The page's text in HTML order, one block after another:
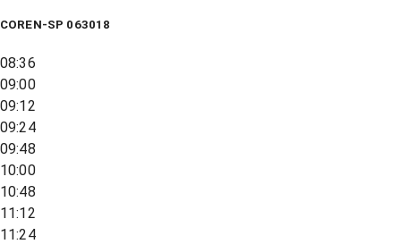
COREN-SP 063018
08:36
09:00
09:12
09:24
09:48
10:00
10:48
11:12
11:24